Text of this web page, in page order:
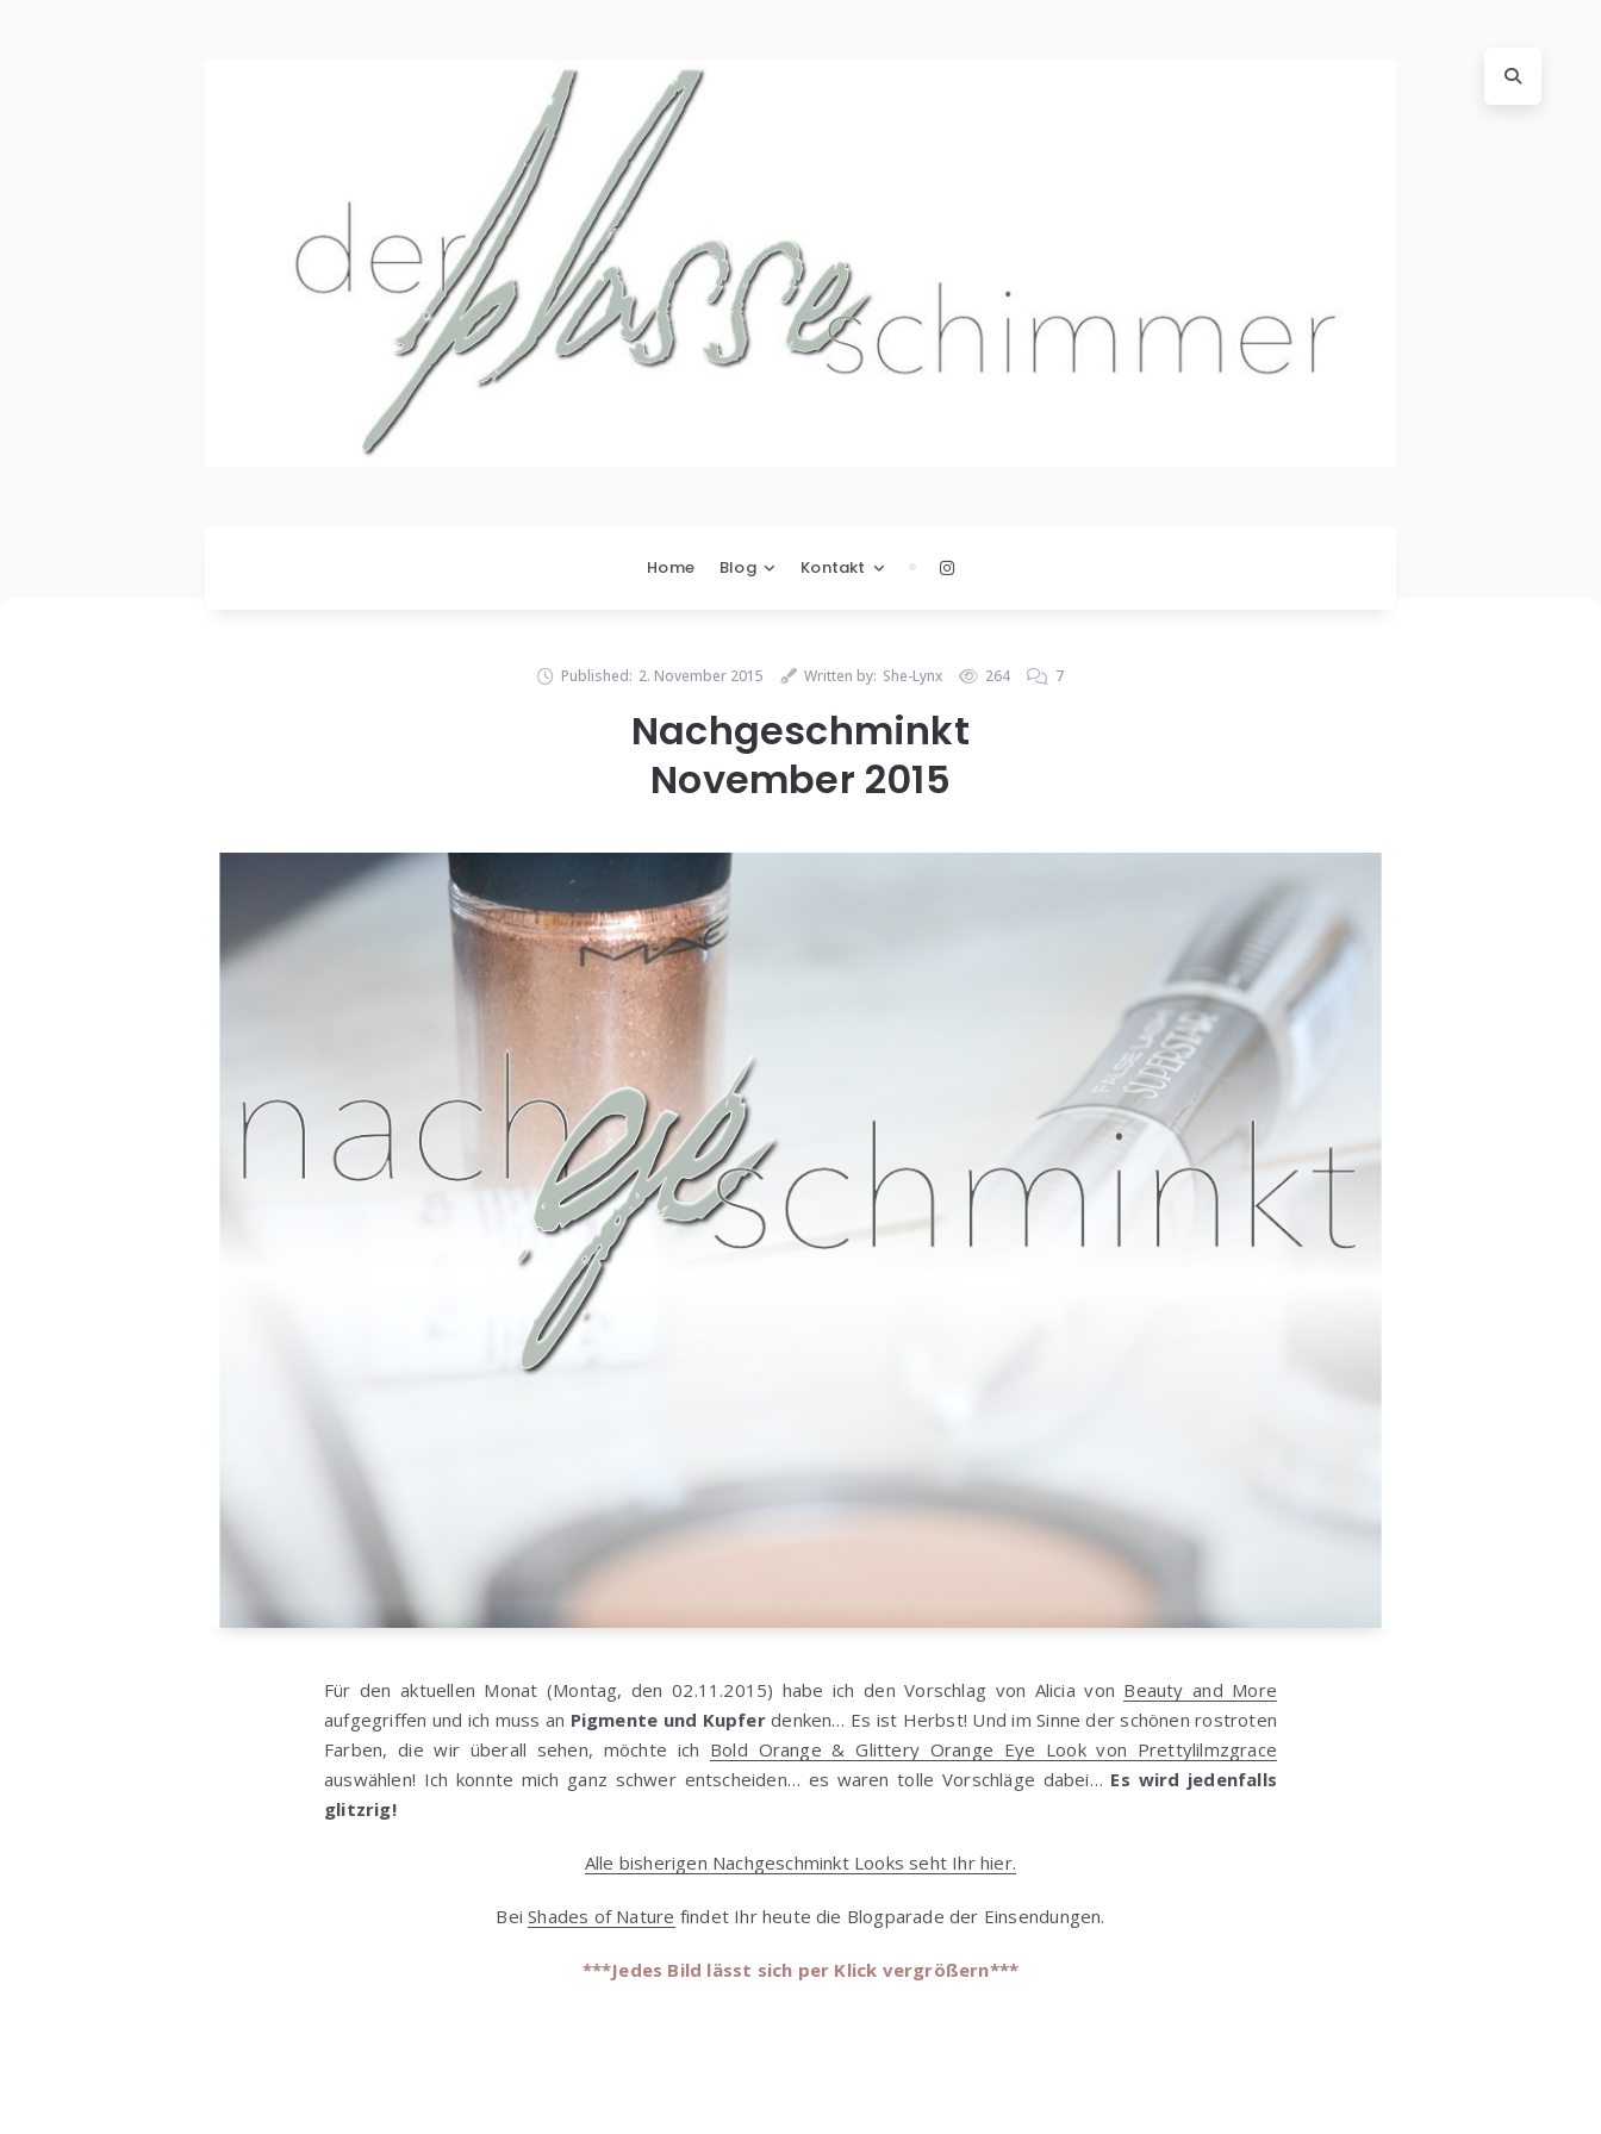
Home Blog Kontakt
Published: 2. November 2015 Written by: She-Lynx 264 7
Nachgeschminkt
November 2015
Für den aktuellen Monat (Montag, den 02.11.2015) habe ich den Vorschlag von Alicia von Beauty and More
aufgegriffen und ich muss an Pigmente und Kupferdenken… Es ist Herbst! Und im Sinne der schönen rostroten
Farben, die wir überall sehen, möchte ich Bold Orange & Glittery Orange Eye Look von Prettylilmzgrace
auswählen! Ich konnte mich ganz schwer entscheiden… es waren tolle Vorschläge dabei… Es wird jedenfalls
glitzrig!
Alle bisherigen Nachgeschminkt Looks seht Ihr hier.
BeiShades of Nature findet Ihr heute die Blogparade der Einsendungen.
***Jedes Bild lässt sich per Klick vergrößern***